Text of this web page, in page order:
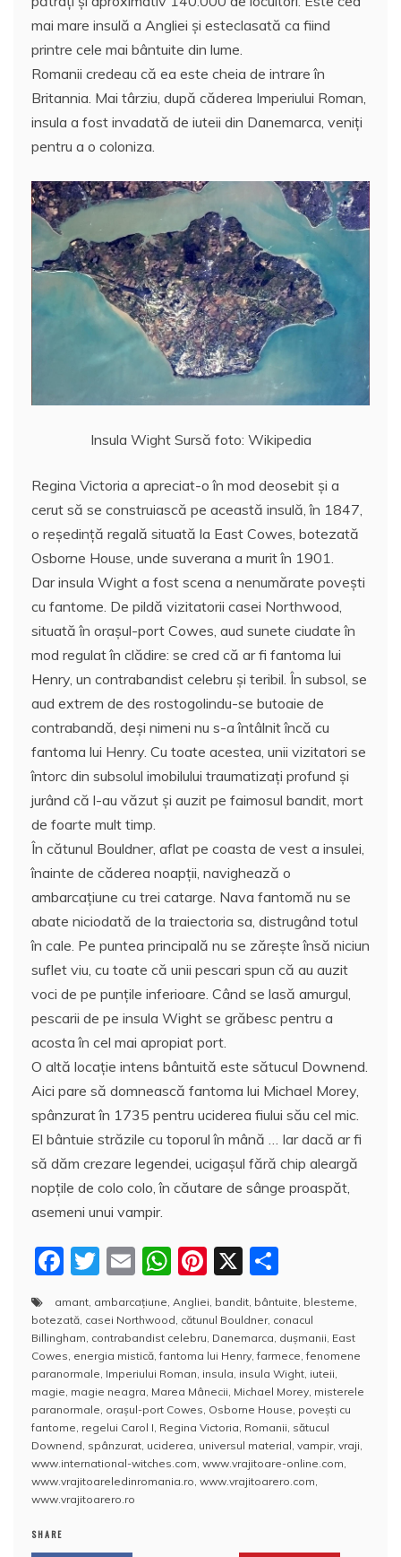
b
o
o
k
A
p
p
st
e
z
ă
mai mare insulă a Angliei şi esteclasată ca fiind
printre cele mai bântuite din lume.
Romanii credeau că ea este cheia de intrare în
Britannia. Mai târziu, după căderea Imperiului Roman,
insula a fost invadată de iuteii din Danemarca, veniţi
pentru a o coloniza.
Insula Wight Sursă foto: Wikipedia
Regina Victoria a apreciat-o în mod deosebit şi a
cerut să se construiască pe această insulă, în 1847,
o reşedinţă regală situată la East Cowes, botezată
Osborne House, unde suverana a murit în 1901.
Dar insula Wight a fost scena a nenumărate povești
cu fantome. De pildă vizitatorii casei Northwood,
situată în orașul-port Cowes, aud sunete ciudate în
mod regulat în clădire: se cred că ar fi fantoma lui
Henry, un contrabandist celebru și teribil. În subsol, se
aud extrem de des rostogolindu-se butoaie de
contrabandă, deşi nimeni nu s-a întâlnit încă cu
fantoma lui Henry. Cu toate acestea, unii vizitatori se
întorc din subsolul imobilului traumatizaţi profund şi
jurând că l-au văzut și auzit pe faimosul bandit, mort
de foarte mult timp.
În cătunul Bouldner, aflat pe coasta de vest a insulei,
înainte de căderea noapţii, navighează o
ambarcaţiune cu trei catarge. Nava fantomă nu se
abate niciodată de la traiectoria sa, distrugând totul
în cale. Pe puntea principală nu se zăreşte însă niciun
suflet viu, cu toate că unii pescari spun că au auzit
voci de pe punțile inferioare. Când se lasă amurgul,
pescarii de pe insula Wight se grăbesc pentru a
acosta în cel mai apropiat port.
O altă locaţie intens bântuită este sătucul Downend.
Aici pare să domnească fantoma lui Michael Morey,
spânzurat în 1735 pentru uciderea fiului său cel mic.
El bântuie străzile cu toporul în mână … Iar dacă ar fi
să dăm crezare legendei, ucigașul fără chip aleargă
nopţile de colo colo, în căutare de sânge proaspăt,
asemeni unui vampir.
F
c
e
b
o
o
k
T
w
itt
er
E
m
ai
l
W
h
at
s
A
p
p
Pi
nt
er
e
st
X
a
rt
aj
e
a
z
ă
amant, ambarcaţiune, Angliei, bandit, bântuite, blesteme,
botezată, casei Northwood, cătunul Bouldner, conacul
Billingham, contrabandist celebru, Danemarca, duşmanii, East
Cowes, energia mistică,fantoma lui Henry,farmece,fenomene
paranormale, Imperiului Roman, insula, insula Wight, iuteii,
magie, magie neagra, Marea Mânecii, Michael Morey, misterele
paranormale, orașul-port Cowes, Osborne House, povești cu
fantome, regelui Carol I, Regina Victoria, Romanii, sătucul
Downend, spânzurat, uciderea, universul material, vampir, vraji,
www.international-witches.com, www.vrajitoare-online.com,
www.vrajitoareledinromania.ro, www.vrajitoarero.com,
www.vrajitoarero.ro
SHARE